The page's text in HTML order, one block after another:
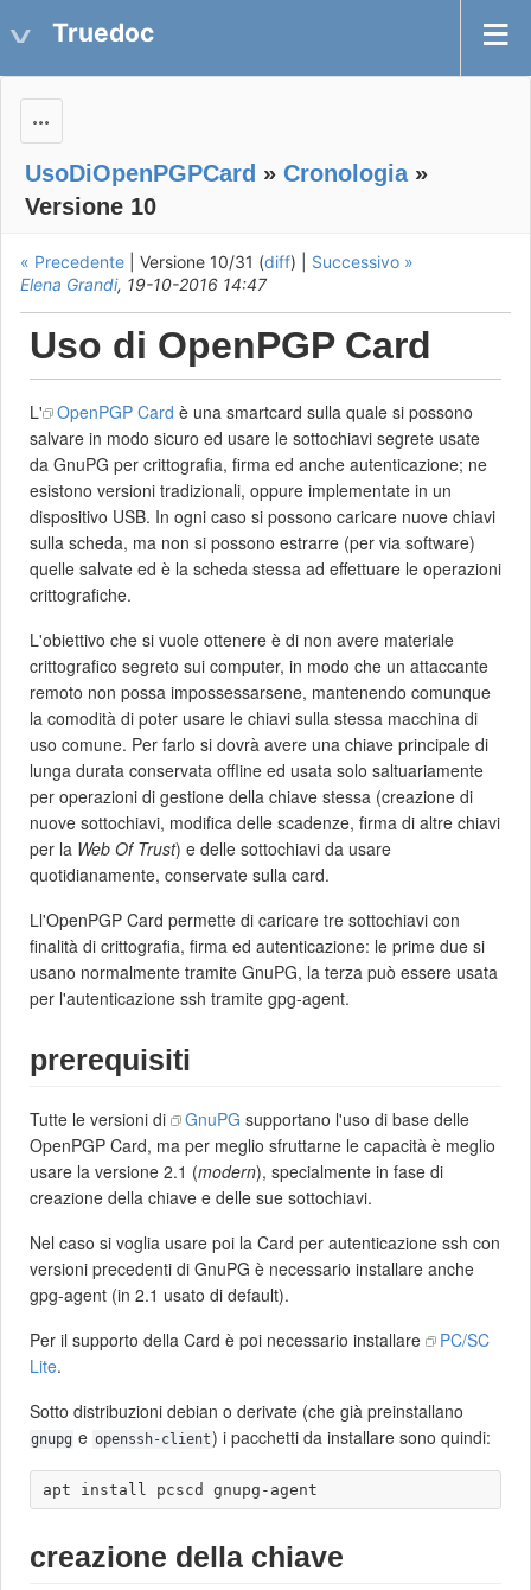
Truedoc
UsoDiOpenPGPCard » Cronologia»
Versione 10
« Precedente | Versione 10/31 (diff) | Successivo »
Elena Grandi, 19-10-2016 14:47
Uso di OpenPGP Card
L' OpenPGP Card è una smartcard sulla quale si possono
salvare in modo sicuro ed usare le sottochiavi segrete usate
da GnuPG per crittografia, firma ed anche autenticazione; ne
esistono versioni tradizionali, oppure implementate in un
dispositivo USB. In ogni caso si possono caricare nuove chiavi
sulla scheda, ma non si possono estrarre (per via software)
quelle salvate ed è la scheda stessa ad effettuare le operazioni
crittografiche.
L'obiettivo che si vuole ottenere è di non avere materiale
crittografico segreto sui computer, in modo che un attaccante
remoto non possa impossessarsene, mantenendo comunque
la comodità di poter usare le chiavi sulla stessa macchina di
uso comune. Per farlo si dovrà avere una chiave principale di
lunga durata conservata offline ed usata solo saltuariamente
per operazioni di gestione della chiave stessa (creazione di
nuove sottochiavi, modifica delle scadenze, firma di altre chiavi
per la Web Of Trust) e delle sottochiavi da usare
quotidianamente, conservate sulla card.
Ll'OpenPGP Card permette di caricare tre sottochiavi con
finalità di crittografia, firma ed autenticazione: le prime due si
usano normalmente tramite GnuPG, la terza può essere usata
per l'autenticazione ssh tramite gpg-agent.
prerequisiti
Tutte le versioni di GnuPG supportano l'uso di base delle
OpenPGP Card, ma per meglio sfruttarne le capacità è meglio
usare la versione 2.1 (modern), specialmente in fase di
creazione della chiave e delle sue sottochiavi.
Nel caso si voglia usare poi la Card per autenticazione ssh con
versioni precedenti di GnuPG è necessario installare anche
gpg-agent (in 2.1 usato di default).
Per il supporto della Card è poi necessario installare
PC/SC
Lite.
Sotto distribuzioni debian o derivate (che già preinstallano
gnupg e openssh-client) i pacchetti da installare sono quindi:
creazione della chiave